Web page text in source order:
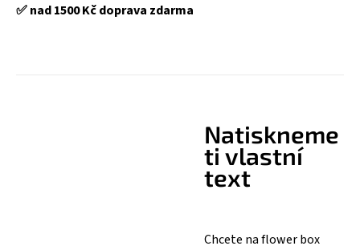
✅️nad 1500 Kč doprava zdarma
Natiskneme
ti vlastní
text
Chcete na flower box